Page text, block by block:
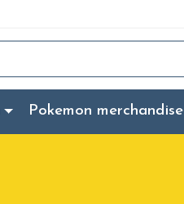
Pokemon merchandise